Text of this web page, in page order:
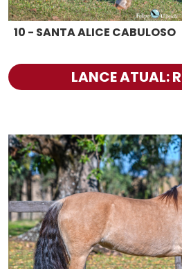
10 - SANTA ALICE CABULOSO
LANCE ATUAL: